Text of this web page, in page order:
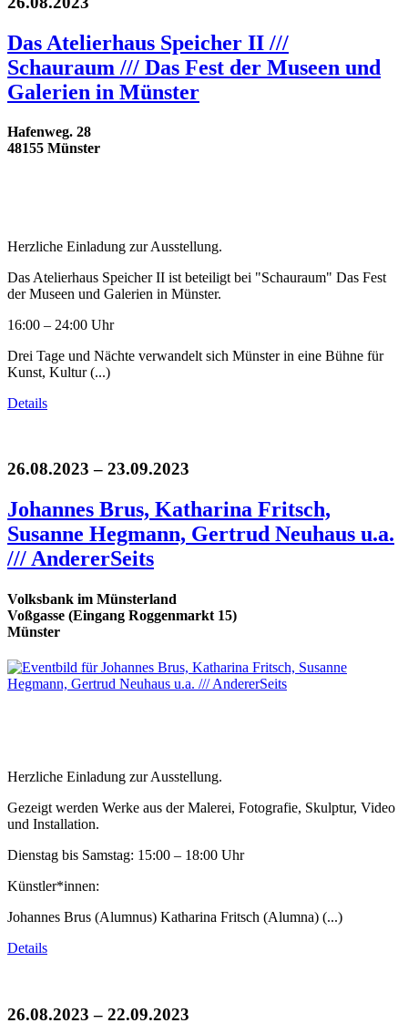
Das Atelierhaus Speicher II ///
Schauraum /// Das Fest der Museen und
Galerien in Münster
Hafenweg. 28
48155 Münster
Herzliche Einladung zur Ausstellung.
Das Atelierhaus Speicher II ist beteiligt bei "Schauraum" Das Fest
der Museen und Galerien in Münster.
16:00 – 24:00 Uhr
Drei Tage und Nächte verwandelt sich Münster in eine Bühne für
Kunst, Kultur (...)
Details
26.08.2023 – 23.09.2023
Johannes Brus, Katharina Fritsch,
Susanne Hegmann, Gertrud Neuhaus u.a.
/// AndererSeits
Volksbank im Münsterland
Voßgasse (Eingang Roggenmarkt 15)
Münster
Herzliche Einladung zur Ausstellung.
Gezeigt werden Werke aus der Malerei, Fotografie, Skulptur, Video
und Installation.
Dienstag bis Samstag: 15:00 – 18:00 Uhr
Künstler*innen:
Johannes Brus (Alumnus) Katharina Fritsch (Alumna) (...)
Details
26.08.2023 – 22.09.2023